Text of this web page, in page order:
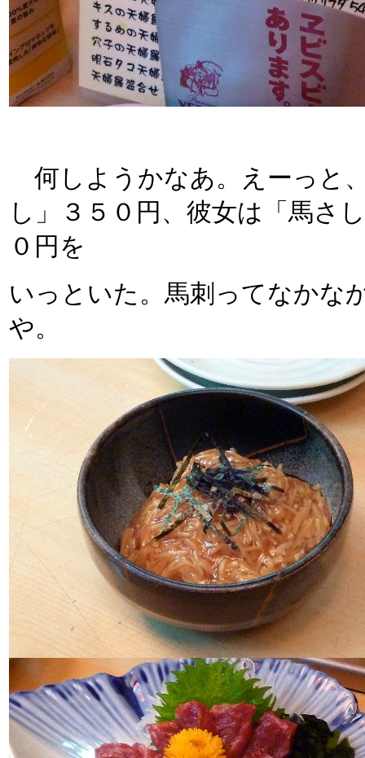
何しようかなあ。えーっと
し」３５０円、彼女は「馬さ
０円を
いっといた。馬刺ってなかな
や。